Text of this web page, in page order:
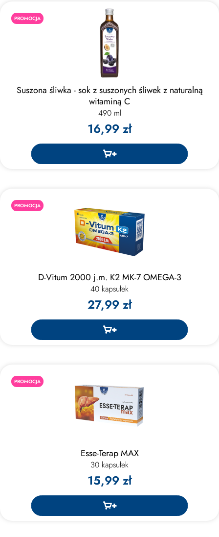
PROMOCJA
Suszona śliwka - sok z suszonych śliwek z naturalną
witaminą C
490 ml
16,99 zł
PROMOCJA
D-Vitum 2000 j.m. K2 MK-7 OMEGA-3
40 kapsułek
27,99 zł
PROMOCJA
Esse-Terap MAX
30 kapsułek
15,99 zł